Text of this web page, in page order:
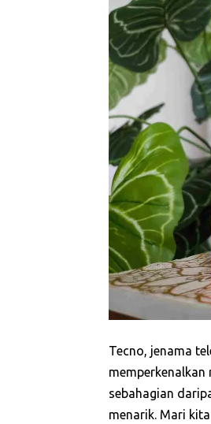
Tecno, jenama
sebahagian
menarik. Mari